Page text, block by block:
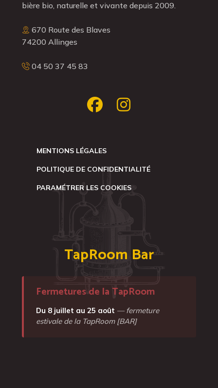
bière bio, naturelle et vivante depuis 2009.
670 Route des Blaves
74200 Allinges
04 50 37 45 83
MENTIONS LÉGALES
POLITIQUE DE CONFIDENTIALITÉ
PARAMÉTRER LES COOKIES
TapRoom Bar
Fermetures de la TapRoom
Du 8 juillet au 25 août — fermeture
estivale de la TapRoom [BAR]